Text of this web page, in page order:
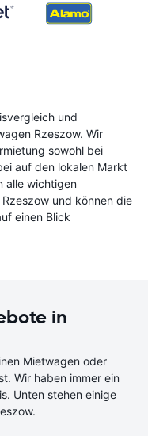
und
Rzeszow. Wir
sowohl bei
auf den lokalen Markt
alle wichtigen
und können die
einen Blick
in
Mietwagen oder
Wir haben immer ein
Unten stehen einige